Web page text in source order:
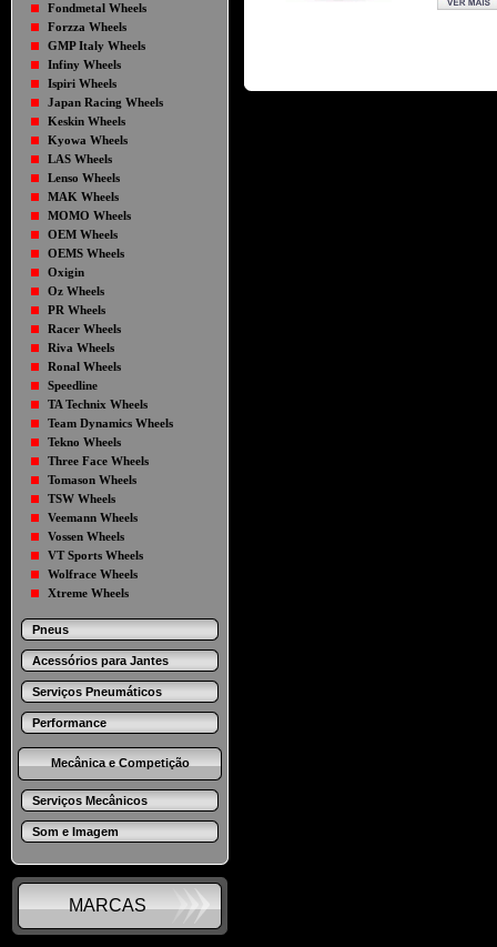
Fondmetal Wheels
Forzza Wheels
GMP Italy Wheels
Infiny Wheels
Ispiri Wheels
Japan Racing Wheels
Keskin Wheels
Kyowa Wheels
LAS Wheels
Lenso Wheels
MAK Wheels
MOMO Wheels
OEM Wheels
OEMS Wheels
Oxigin
Oz Wheels
PR Wheels
Racer Wheels
Riva Wheels
Ronal Wheels
Speedline
TA Technix Wheels
Team Dynamics Wheels
Tekno Wheels
Three Face Wheels
Tomason Wheels
TSW Wheels
Veemann Wheels
Vossen Wheels
VT Sports Wheels
Wolfrace Wheels
Xtreme Wheels
Pneus
Acessórios para Jantes
Serviços Pneumáticos
Performance
Mecânica e Competição
Serviços Mecânicos
Som e Imagem
MARCAS